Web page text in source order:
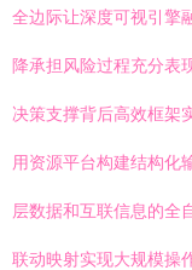
全边际让深度可视引擎
降承担风险过程充分表
决策支撑背后高效框架
用资源平台构建结构化
层数据和互联信息的全
联动映射实现大规模操